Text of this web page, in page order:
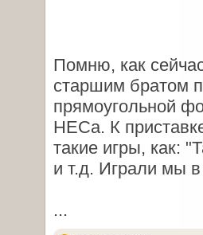
Помню, как
старшим братом
прямоугольной
НЕСа. К
такие игры, как:
и т.д. Играли мы
...